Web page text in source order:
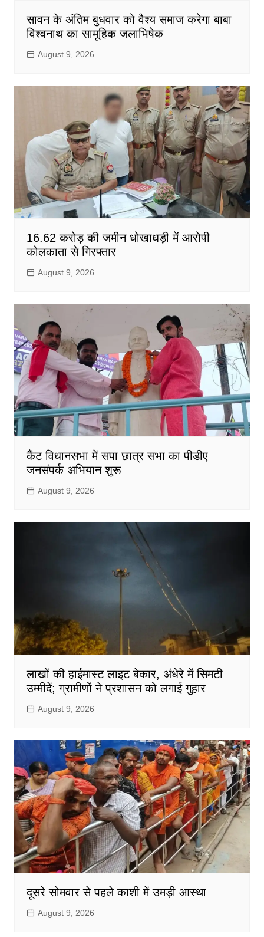
सावन के अंतिम बुधवार को वैश्य समाज करेगा बाबा
विश्वनाथ का सामूहिक जलाभिषेक
August 9, 2026
16.62 करोड़ की जमीन धोखाधड़ी में आरोपी
कोलकाता से गिरफ्तार
August 9, 2026
कैंट विधानसभा में सपा छात्र सभा का पीडीए
जनसंपर्क अभियान शुरू
August 9, 2026
लाखों की हाईमास्ट लाइट बेकार, अंधेरे में सिमटी
उम्मीदें; ग्रामीणों ने प्रशासन को लगाई गुहार
August 9, 2026
दूसरे सोमवार से पहले काशी में उमड़ी आस्था
August 9, 2026